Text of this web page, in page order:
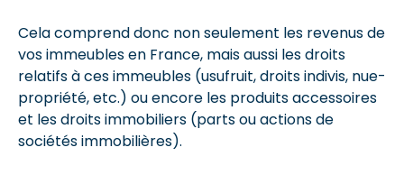
Cela comprend donc non seulement les revenus de
vos immeubles en France, mais aussi les droits
relatifs à ces immeubles (usufruit, droits indivis, nue-
propriété, etc.) ou encore les produits accessoires
et les droits immobiliers (parts ou actions de
sociétés immobilières).